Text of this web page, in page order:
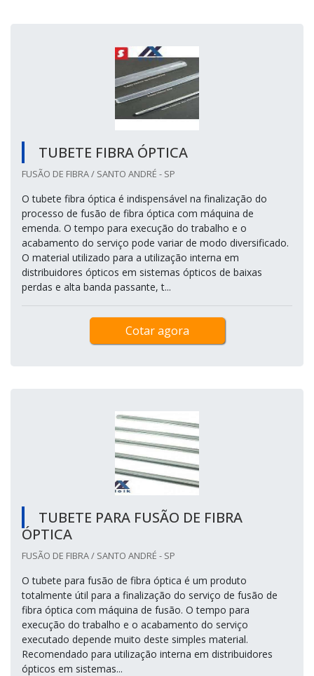
TUBETE FIBRA ÓPTICA
FUSÃO DE FIBRA / SANTO ANDRÉ - SP
O tubete fibra óptica é indispensável na finalização do
processo de fusão de fibra óptica com máquina de
emenda. O tempo para execução do trabalho e o
acabamento do serviço pode variar de modo diversificado.
O material utilizado para a utilização interna em
distribuidores ópticos em sistemas ópticos de baixas
perdas e alta banda passante, t...
Cotar agora
TUBETE PARA FUSÃO DE FIBRA
ÓPTICA
FUSÃO DE FIBRA / SANTO ANDRÉ - SP
O tubete para fusão de fibra óptica é um produto
totalmente útil para a finalização do serviço de fusão de
fibra óptica com máquina de fusão. O tempo para
execução do trabalho e o acabamento do serviço
executado depende muito deste simples material.
Recomendado para utilização interna em distribuidores
ópticos em sistemas...